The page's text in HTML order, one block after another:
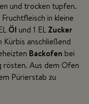
und trocken tupfen.
in kleine
Öl und 1 ELZucker
anschließend
Backofen bei
rösten. Aus dem Ofen
Pürierstab zu